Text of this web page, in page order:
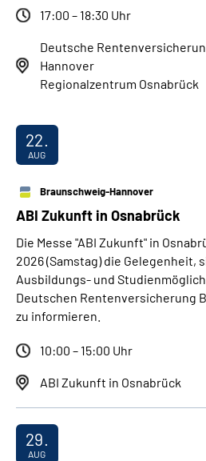
17:00 – 18:30 Uhr
Deutsche
Hannover
Regionalzentrum Osnabrück
Braunschweig-Hannover
ABI Zukunft in Osnabrück
Die Messe "ABI Zukunft" in
2026 (Samstag) die Gelegenheit,
Ausbildungs- und
Deutschen Rentenversicherung
zu informieren.
10:00 – 15:00 Uhr
ABI Zukunft in Osnabrück
22.
AUG
29.
AUG